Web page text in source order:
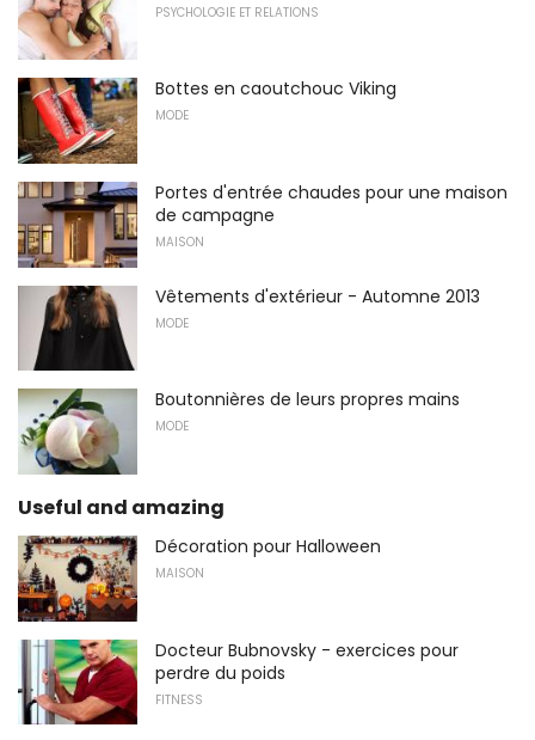
PSYCHOLOGIE ET RELATIONS
Bottes en caoutchouc Viking
MODE
Portes d'entrée chaudes pour une maison
de campagne
MAISON
Vêtements d'extérieur - Automne 2013
MODE
Boutonnières de leurs propres mains
MODE
Useful and amazing
Décoration pour Halloween
MAISON
Docteur Bubnovsky - exercices pour
perdre du poids
FITNESS